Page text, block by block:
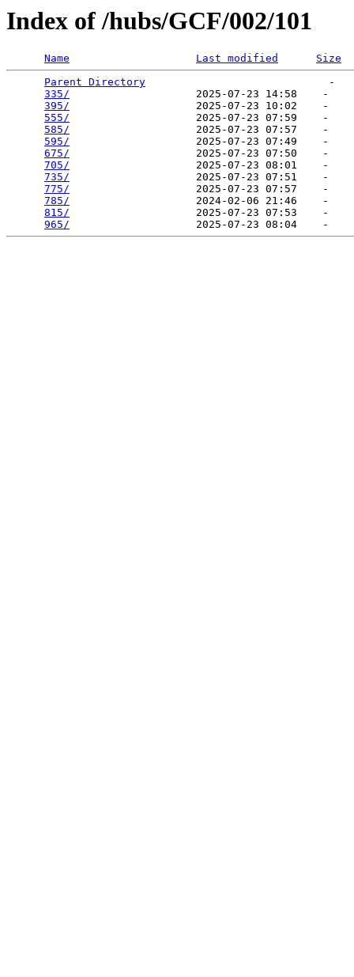
Index of /hubs/GCF/002/101
Name Last modified
Size
Parent Directory
                             -
335/
                    2025-07-23 14:58    -
395/
                    2025-07-23 10:02    -
555/
                    2025-07-23 07:59    -
585/
                    2025-07-23 07:57    -
595/
                    2025-07-23 07:49    -
675/
                    2025-07-23 07:50    -
705/
                    2025-07-23 08:01    -
735/
                    2025-07-23 07:51    -
775/
                    2025-07-23 07:57    -
785/
                    2024-02-06 21:46    -
815/
                    2025-07-23 07:53    -
965/